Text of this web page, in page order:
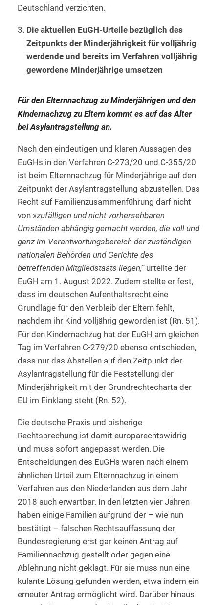
Deutschland verzichten.
Die aktuellen EuGH-Urteile bezüglich des
Zeitpunkts der Minderjährigkeit für volljährig
werdende und bereits im Verfahren volljährig
gewordene Minderjährige umsetzen
Für den Elternnachzug zu Minderjährigen und den
Kindernachzug zu Eltern kommt es auf das Alter
bei Asylantragstellung an.
Nach den eindeutigen und klaren Aussagen des
EuGHs in den Verfahren C-273/20 und C-355/20
ist beim Elternnachzug für Minderjährige auf den
Zeitpunkt der Asylantragstellung abzustellen. Das
Recht auf Familienzusammenführung darf nicht
von »zufälligen und nicht vorhersehbaren
Umständen abhängig gemacht werden, die voll und
ganz im Verantwortungsbereich der zuständigen
nationalen Behörden und Gerichte des
betreffenden Mitgliedstaats liegen,“ urteilte der
EuGH am 1. August 2022. Zudem stellte er fest,
dass im deutschen Aufenthaltsrecht eine
Grundlage für den Verbleib der Eltern fehlt,
nachdem ihr Kind volljährig geworden ist (Rn. 51).
Für den Kindernachzug hat der EuGH am gleichen
Tag im Verfahren C-279/20 ebenso entschieden,
dass nur das Abstellen auf den Zeitpunkt der
Asylantragstellung für die Feststellung der
Minderjährigkeit mit der Grundrechtecharta der
EU im Einklang steht (Rn. 52).
Die deutsche Praxis und bisherige
Rechtsprechung ist damit europarechtswidrig
und muss sofort angepasst werden. Die
Entscheidungen des EuGHs waren nach einem
ähnlichen Urteil zum Elternnachzug in einem
Verfahren aus den Niederlanden aus dem Jahr
2018 auch erwartbar. In den letzten vier Jahren
haben einige Familien aufgrund der – wie nun
bestätigt – falschen Rechtsauffassung der
Bundesregierung erst gar keinen Antrag auf
Familiennachzug gestellt oder gegen eine
Ablehnung nicht geklagt. Für sie muss nun eine
kulante Lösung gefunden werden, etwa indem ein
erneuter Antrag ermöglicht wird. Darüber hinaus